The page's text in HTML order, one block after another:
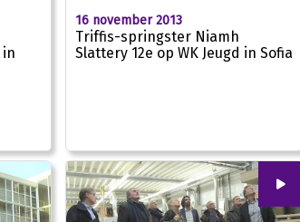
16 november 2013
Triffis-springster Niamh
Slattery 12e op WK Jeugd in Sofia